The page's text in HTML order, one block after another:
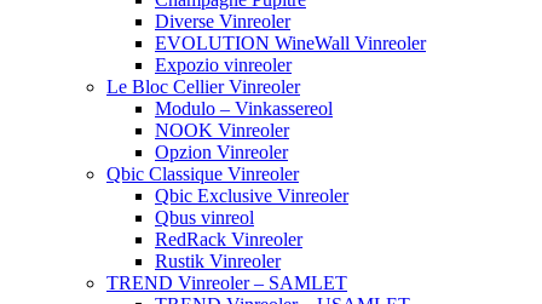
Diverse Vinreoler
EVOLUTION WineWall Vinreoler
Expozio vinreoler
Le Bloc Cellier Vinreoler
Modulo – Vinkassereol
NOOK Vinreoler
Opzion Vinreoler
Qbic Classique Vinreoler
Qbic Exclusive Vinreoler
Qbus vinreol
RedRack Vinreoler
Rustik Vinreoler
TREND Vinreoler – SAMLET